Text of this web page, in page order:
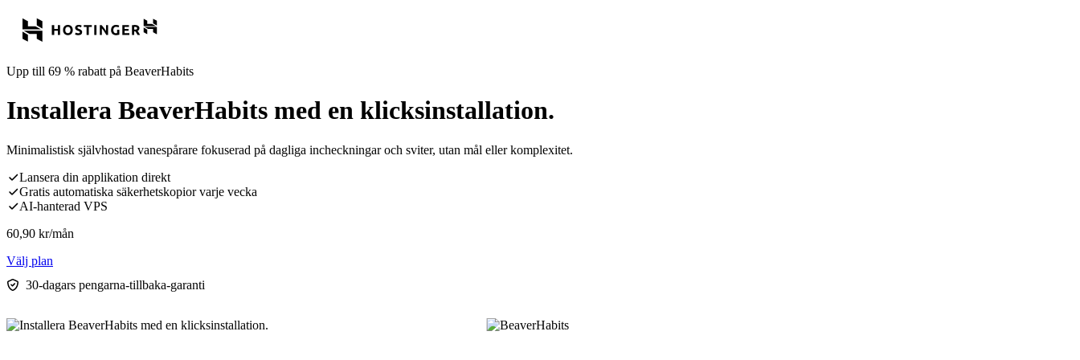
Upp till 69 % rabatt på BeaverHabits
Installera BeaverHabits med en klicksinstallation.
Minimalistisk självhostad vanespårare fokuserad på dagliga incheckningar och sviter, utan mål eller komplexitet.
Lansera din applikation direkt
Gratis automatiska säkerhetskopior varje vecka
AI-hanterad VPS
60,90 kr/mån
Välj plan
30-dagars pengarna-tillbaka-garanti